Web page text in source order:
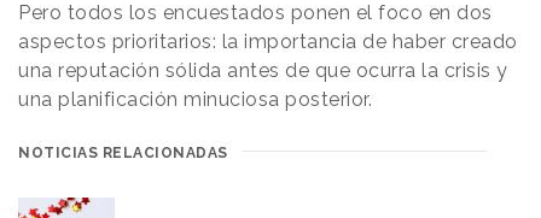
Pero todos los encuestados ponen el foco en dos
aspectos prioritarios: la importancia de haber creado
una reputación sólida antes de que ocurra la crisis y
una planificación minuciosa posterior.
NOTICIAS RELACIONADAS